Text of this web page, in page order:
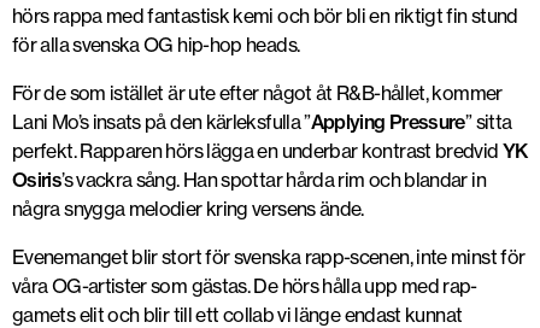
hörs rappa med fantastisk kemi och bör bli en riktigt fin stund
för alla svenska OG hip-hop heads.
För de som istället är ute efter något åt R&B-hållet, kommer
Lani Mo’s insats på den kärleksfulla ”Applying Pressure” sitta
perfekt. Rapparen hörs lägga en underbar kontrast bredvid YK
Osiris’s vackra sång. Han spottar hårda rim och blandar in
några snygga melodier kring versens ände.
Evenemanget blir stort för svenska rapp-scenen, inte minst för
våra OG-artister som gästas. De hörs hålla upp med rap-
gamets elit och blir till ett collab vi länge endast kunnat